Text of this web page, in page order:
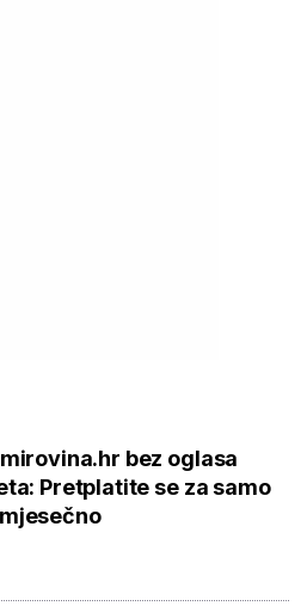
bez oglasa
Pretplatite se za samo